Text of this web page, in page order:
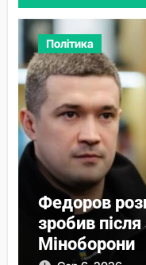
Політика
Федоров
зробив
Міноборони